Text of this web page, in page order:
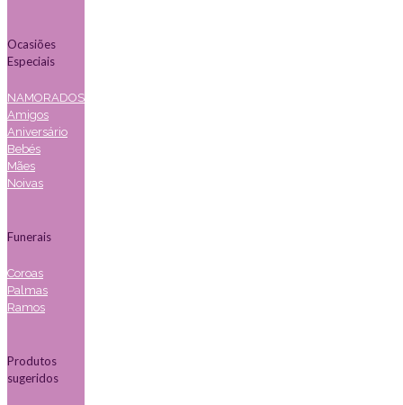
Ocasiões
Especiais
NAMORADOS
Amigos
Aniversário
Bebés
Mães
Noivas
Funerais
Coroas
Palmas
Ramos
Produtos
sugeridos